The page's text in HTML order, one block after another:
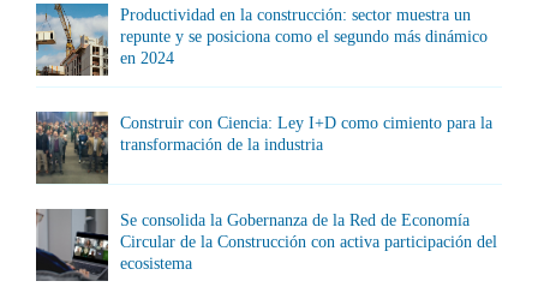
Productividad en la construcción: sector muestra un
repunte y se posiciona como el segundo más dinámico
en 2024
Construir con Ciencia: Ley I+D como cimiento para la
transformación de la industria
Se consolida la Gobernanza de la Red de Economía
Circular de la Construcción con activa participación del
ecosistema